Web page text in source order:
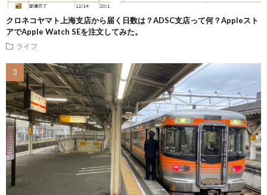
クロネコヤマト上海支店から届く日数は？ADSC支店って何？Appleスト
アでApple Watch SEを注文してみた。
ライフ